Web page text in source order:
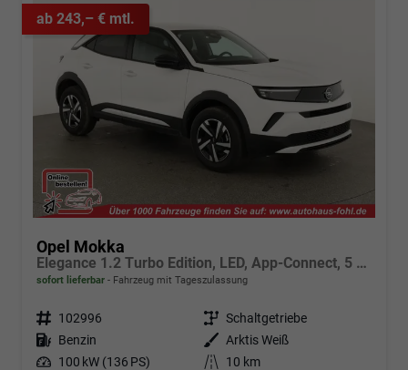
ab 243,– € mtl.
Opel Mokka
Elegance 1.2 Turbo Edition, LED, App-Connect, 5 J.-Garantie
sofort lieferbar Fahrzeug mit Tageszulassung
Fahrzeugnr. 102996 Getriebe Schaltgetriebe
Kraftstoff Benzin Außenfarbe Arktis Weiß
Leistung 100 kW (136 PS) Kilometerstand
10 km